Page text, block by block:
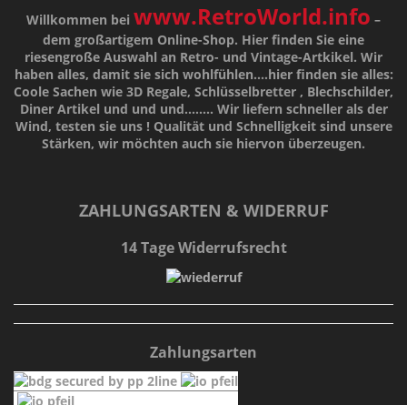
Willkommen bei www.RetroWorld.info –
dem großartigem Online-Shop. Hier finden Sie eine
riesengroße Auswahl an Retro- und Vintage-Artkikel. Wir
haben alles, damit sie sich wohlfühlen....hier finden sie alles:
Coole Sachen wie 3D Regale, Schlüsselbretter , Blechschilder,
Diner Artikel und und und........ Wir liefern schneller als der
Wind, testen sie uns ! Qualitätund Schnelligkeitsind unsere
Stärken, wir möchten auch sie hiervon überzeugen.
ZAHLUNGSARTEN & WIDERRUF
14 Tage Widerrufsrecht
Zahlungsarten